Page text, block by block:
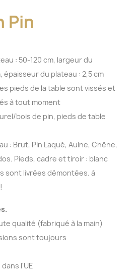
Pin
: 50-120 cm, largeur du
épaisseur du plateau : 2,5 cm
pieds de la table sont vissés et
à tout moment
bois de pin, pieds de table
: Brut, Pin Laqué, Aulne, Chêne,
Pieds, cadre et tiroir : blanc
sont livrées démontées. à
qualité (fabriqué à la main)
sont toujours
l'UE